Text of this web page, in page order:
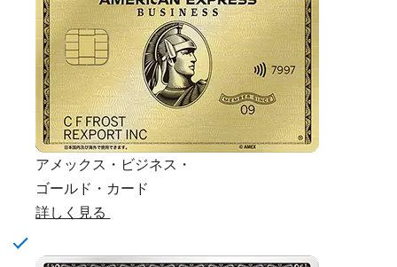
アメックス・ビジネス・
ゴールド・カード
詳しく見る